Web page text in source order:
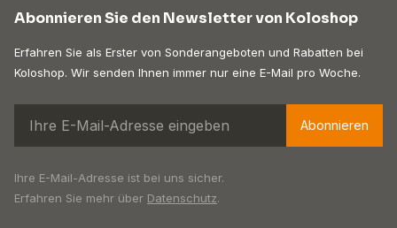
Abonnieren Sie den Newsletter von Koloshop
Erfahren Sie als Erster von Sonderangeboten und Rabatten bei
Koloshop. Wir senden Ihnen immer nur eine E-Mail pro Woche.
Abonnieren
Ihre E-Mail-Adresse ist bei uns sicher.
Erfahren Sie mehr über Datenschutz.